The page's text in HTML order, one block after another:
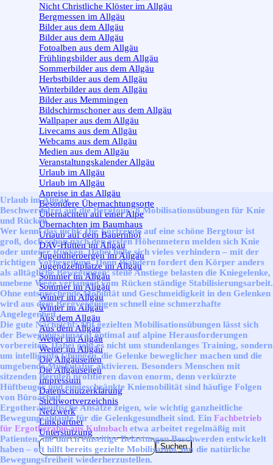
Nicht Christliche Klöster im Allgäu
Bergmessen im Allgäu
Bilder aus dem Allgäu
Bilder aus dem Allgäu
Fotoalben aus dem Allgäu
Frühlingsbilder aus dem Allgäu
Sommerbilder aus dem Allgäu
Herbstbilder aus dem Allgäu
Winterbilder aus dem Allgäu
Bilder aus Memmingen
Bildschirmschoner aus dem Allgäu
Wallpaper aus dem Allgäu
Livecams aus dem Allgäu
Webcams aus dem Allgäu
Medien aus dem Allgäu
Veranstaltungskalender Allgäu
Urlaub im Allgäu
Urlaub im Allgäu
Anreise in das Allgäu
Besondere Übernachtungsorte
Übernachten auf einer Alpe
Übernachten im Baumhaus
Urlaub auf dem Bauernhof
DAV-Hütten im Allgäu
Jugendherbergen im Allgäu
Jugendzeltplätze im Allgäu
Sommer im Allgäu ▼
Sommer im Allgäu
Winter im Allgäu▼
Winter im Allgäu
Aus dem Allgäu
Aus dem Allgäu
Wetter im Allgäu▼
Wetter im Allgäu
Die Allgäuseiten▼
Die Allgäuseiten
Impressum
Datenschutzerklärung
Stichwortverzeichnis
Netzwerk
Linkpartner
Unterstützung
Suchen
Urlaub im Allgäu
Beschwerdefrei auf die Bergtour: 8 Mobilisationsübungen für Knie
und Rücken
Wer kennt das nicht: Die Vorfreude auf eine schöne Bergtour ist
groß, doch schon nach den ersten Höhenmetern melden sich Knie
oder unterer Rücken. Dabei ließe sich vieles verhindern – mit der
richtigen Vorbereitung. Denn Wandern fordert den Körper anders
als alltägliche Bewegungen: steile Anstiege belasten die Kniegelenke,
unebene Wege verlangen vom Rücken ständige Stabilisierungsarbeit.
Ohne entsprechende Mobilität und Geschmeidigkeit in den Gelenken
wird aus dem Bergvergnügen schnell eine schmerzhafte
Angelegenheit.
Die gute Nachricht: Mit gezielten Mobilisationsübungen lässt sich
der Bewegungsapparat optimal auf alpine Herausforderungen
vorbereiten. Dabei geht es nicht um stundenlanges Training, sondern
um intelligente Übungen, die Gelenke beweglicher machen und die
umgebende Muskulatur aktivieren. Besonders Menschen mit
sitzenden Berufen profitieren davon enorm, denn verkürzte
Hüftbeuger und eingeschränkte Kniemobilität sind häufige Folgen
von Büroarbeit.
Ergotherapeutische Ansätze zeigen, wie wichtig ganzheitliche
Bewegungsabläufe für die Gelenkgesundheit sind. Ein Fachbetrieb
für Ergotherapie aus Kulmbach etwa arbeitet regelmäßig mit
Patienten, die durch einseitige Belastungen Beschwerden entwickelt
haben – oft hilft bereits gezielte Mobilisation, um die natürliche
Bewegungsfreiheit wiederherzustellen.